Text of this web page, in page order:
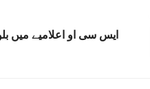
ایس سی او اعلامیے میں